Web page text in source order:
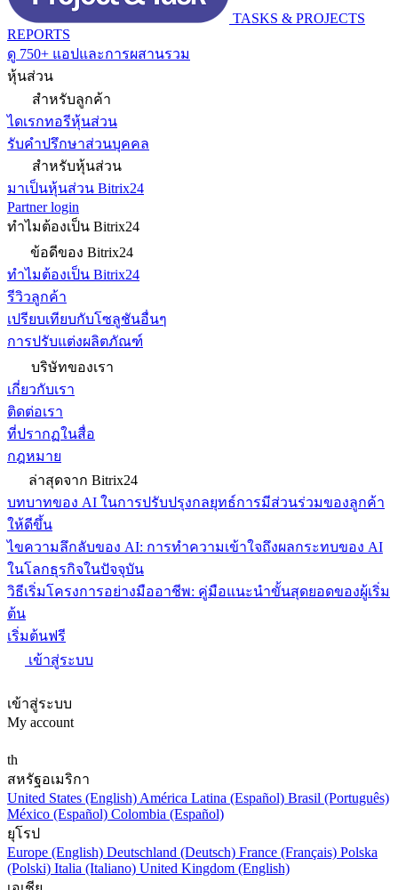
TASKS & PROJECTS
REPORTS
ดู 750+ แอปและการผสานรวม
หุ้นส่วน
สำหรับลูกค้า
ไดเรกทอรีหุ้นส่วน
รับคำปรึกษาส่วนบุคคล
สำหรับหุ้นส่วน
มาเป็นหุ้นส่วน Bitrix24
Partner login
ทำไมต้องเป็น Bitrix24
ข้อดีของ Bitrix24
ทำไมต้องเป็น Bitrix24
รีวิวลูกค้า
เปรียบเทียบกับโซลูชันอื่นๆ
การปรับแต่งผลิตภัณฑ์
บริษัทของเรา
เกี่ยวกับเรา
ติดต่อเรา
ที่ปรากฏในสื่อ
กฎหมาย
ล่าสุดจาก Bitrix24
บทบาทของ AI ในการปรับปรุงกลยุทธ์การมีส่วนร่วมของลูกค้า
ให้ดีขึ้น
ไขความลึกลับของ AI: การทำความเข้าใจถึงผลกระทบของ AI
ในโลกธุรกิจในปัจจุบัน
วิธีเริ่มโครงการอย่างมืออาชีพ: คู่มือแนะนำขั้นสุดยอดของผู้เริ่ม
ต้น
เริ่มต้นฟรี
เข้าสู่ระบบ
เข้าสู่ระบบ
My account
th
สหรัฐอเมริกา
United States (English) América Latina (Español) Brasil (Português)
México (Español) Colombia (Español)
ยุโรป
Europe (English) Deutschland (Deutsch) France (Français) Polska
(Polski) Italia (Italiano) United Kingdom (English)